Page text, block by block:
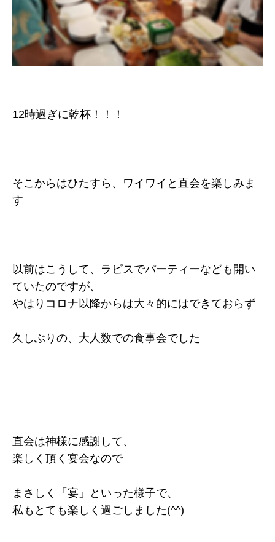
12時過ぎに乾杯！！！
そこからはひたすら、ワイワイと直会を楽しみま
す
以前はこうして、ラピスでパーティーなども開い
ていたのですが、
やはりコロナ以降からは大々的にはできておらず
久しぶりの、大人数での食事会でした
直会は神様に感謝して、
楽しく頂く宴会なので
まさしく「宴」といった様子で、
私もとても楽しく過ごしました(^^)